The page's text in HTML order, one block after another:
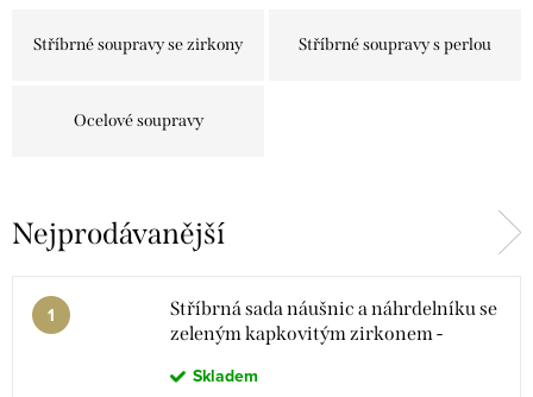
Stříbrné soupravy se zirkony Stříbrné soupravy s perlou
Ocelové soupravy
Nejprodávanější
Stříbrná sada náušnic a náhrdelníku se
zeleným kapkovitým zirkonem -
Skladem